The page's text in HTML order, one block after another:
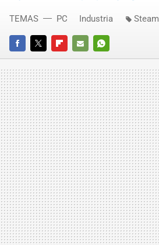
FACEBOOKTWITTERFLIPBOARD
E-
MAIL
WHATSAPP
TEMAS PC Industria Steam